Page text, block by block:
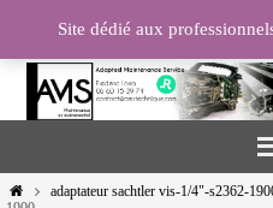
le
contenu
Homeadaptateur sachtler vis-1/4"-s2362-
Site dédié aux